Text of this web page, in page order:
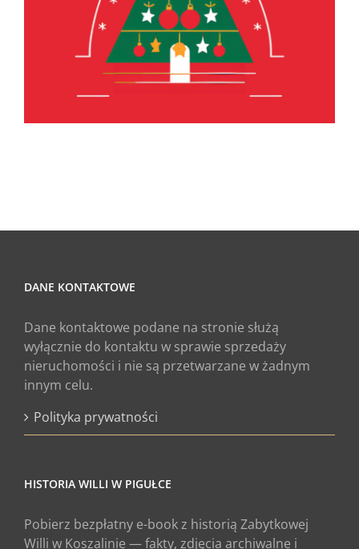
DANE KONTAKTOWE
Dane kontaktowe podane na stronie służą
wyłącznie do kontaktu w sprawie sprzedaży
nieruchomości i nie są przetwarzane w żadnym
innym celu.
Polityka prywatności
HISTORIA WILLI W PIGUŁCE
Pobierz bezpłatny e-book z historią Zabytkowej
Willi w Koszalinie — fakty, zdjęcia archiwalne i